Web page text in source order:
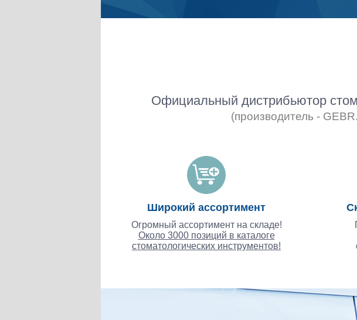
Официальный дистрибьютор
(производитель -
Широкий ассортимент
Огромный ассортимент на складе!
Около 3000 позиций в каталоге
стоматологических инструментов!